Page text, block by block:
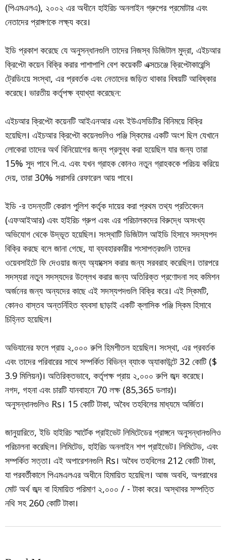
(পিএমএলএ), ২০০২ এর অধীনে হাইরিচ অনলাইন গ্রুপের প্রমোটার এবং
নেতাদের প্রাঙ্গণকে লক্ষ্য করে।
ইডি প্রকাশ করেছে যে অনুসন্ধানগুলি তাদের নিজস্ব ডিজিটাল মুদ্রা, এইচআর
ক্রিপ্টো কয়েন বিক্রি করার পাশাপাশি বেশ কয়েকটি এক্সচেঞ্জে ক্রিপ্টোকারেন্সি
ট্রেডিংয়ে সংস্থা, এর প্রবর্তক এবং নেতাদের জড়িত থাকার বিষয়টি আবিষ্কার
করেছে। ভারতীয় কর্তৃপক্ষ ব্যাখ্যা করেছেন:
এইচআর ক্রিপ্টো কয়েনটি আইএনআর এবং ইউএসডিটির বিনিময়ে বিক্রি
হয়েছিল। এইচআর ক্রিপ্টো কয়েনগুলিও পঞ্জি স্কিমের একটি অংশ ছিল যেখানে
লোকেরা তাদের অর্থ বিনিয়োগের জন্য প্রলুব্ধ করা হয়েছিল যার জন্য তারা
15% সুদ পাবে পি.এ. এবং যখন গ্রাহক কোনও নতুন গ্রাহককে পরিচয় করিয়ে
দেয়, তারা 30% সরাসরি রেফারেল আয় পাবে।
ইডি -র তদন্তটি কেরাল পুলিশ কর্তৃক দায়ের করা প্রথম তথ্য প্রতিবেদন
(এফআইআর) এবং হাইরিচ গ্রুপ এবং এর পরিচালকদের বিরুদ্ধে অসংখ্য
অভিযোগ থেকে উদ্ভূত হয়েছিল। সংস্থাটি ডিজিটাল আইডি হিসাবে সদস্যপদ
বিক্রি করছে বলে জানা গেছে, যা ব্যবহারকারীর শংসাপত্রগুলি তাদের
ওয়েবসাইটে ফি দেওয়ার জন্য অ্যাক্সেস করার জন্য সরবরাহ করেছিল। তারপরে
সদস্যরা নতুন সদস্যদের উল্লেখ করার জন্য অতিরিক্ত প্রণোদনা সহ কমিশন
অর্জনের জন্য অন্যদের কাছে এই সদস্যপদগুলি বিক্রি করে। এই স্কিমটি,
কোনও বাস্তব অন্তর্নিহিত ব্যবসা ছাড়াই একটি ক্লাসিক পঞ্জি স্কিম হিসাবে
চিহ্নিত হয়েছিল।
অভিযানের ফলে প্রায় ২,০০০ রুপি হিমশীতল হয়েছিল। সংস্থা, এর প্রবর্তক
এবং তাদের পরিবারের সাথে সম্পর্কিত বিভিন্ন ব্যাংক অ্যাকাউন্টে 32 কোটি ($
3.9 মিলিয়ন)। অতিরিক্তভাবে, কর্তৃপক্ষ প্রায় ২,০০০ রুপি জব্দ করেছে।
নগদ, গহনা এবং চারটি যানবাহনে 70 লক্ষ (85,365 ডলার)।
অনুসন্ধানগুলিও Rs। 15 কোটি টাকা, অবৈধ তহবিলের মাধ্যমে অর্জিত।
জানুয়ারিতে, ইডি হাইরিচ স্মার্টেক প্রাইভেট লিমিটেডের প্রাঙ্গনে অনুসন্ধানগুলিও
পরিচালনা করেছিল। লিমিটেড, হাইরিচ অনলাইন শপ প্রাইভেট। লিমিটেড, এবং
সম্পর্কিত সত্তা। এই অপারেশনগুলি Rs। অবৈধ তহবিলের 212 কোটি টাকা,
যা পরবর্তীকালে পিএমএলএর অধীনে হিমায়িত হয়েছিল। আজ অবধি, অপরাধের
মোট অর্থ জব্দ বা হিমায়িত পরিমাণ ২,০০০ / - টাকা করে। অস্থাবর সম্পত্তি
নথি সহ 260 কোটি টাকা।